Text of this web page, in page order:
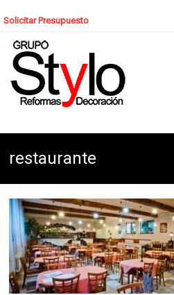
Solicitar Presupuesto
restaurante